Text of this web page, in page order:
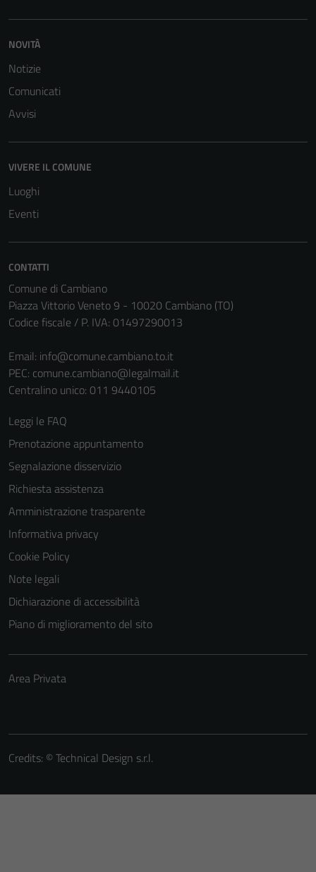
NOVITÀ
Notizie
Comunicati
Avvisi
VIVERE IL COMUNE
Luoghi
Eventi
CONTATTI
Comune di Cambiano
Piazza Vittorio Veneto 9 - 10020 Cambiano (TO)
Codice fiscale / P. IVA: 01497290013
Email: info@comune.cambiano.to.it
PEC: comune.cambiano@legalmail.it
Centralino unico: 011 9440105
Leggi le FAQ
Prenotazione appuntamento
Segnalazione disservizio
Richiesta assistenza
Amministrazione trasparente
Informativa privacy
Cookie Policy
Note legali
Dichiarazione di accessibilità
Piano di miglioramento del sito
Area Privata
Credits: ©Technical Design s.r.l.